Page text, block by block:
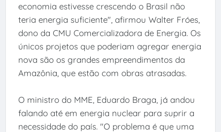
economia estivesse crescendo o Brasil não
teria energia suficiente", afirmou Walter Fróes,
dono da CMU Comercializadora de Energia. Os
únicos projetos que poderiam agregar energia
nova são os grandes empreendimentos da
Amazônia, que estão com obras atrasadas.
O ministro do MME, Eduardo Braga, já andou
falando até em energia nuclear para suprir a
necessidade do país. "O problema é que uma